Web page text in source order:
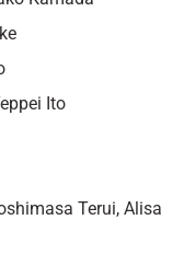
Ito
Terui, Alisa